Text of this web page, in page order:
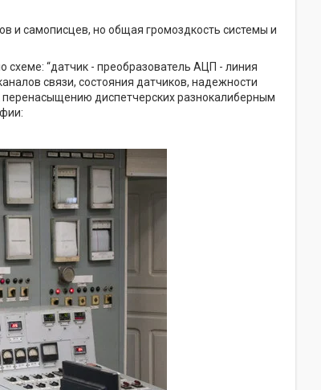
и самописцев, но общая громоздкость системы и
“датчик - преобразователь АЦП - линия
связи, состояния датчиков, надежности
перенасыщению диспетчерских разнокалиберным